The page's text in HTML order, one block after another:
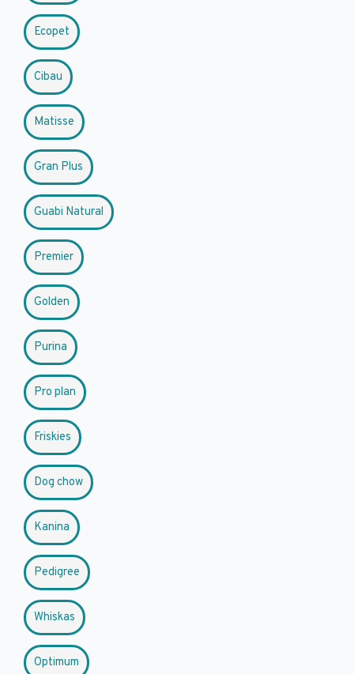
Ecopet
Cibau
Matisse
Gran Plus
Guabi Natural
Premier
Golden
Purina
Pro plan
Friskies
Dog chow
Kanina
Pedigree
Whiskas
Optimum